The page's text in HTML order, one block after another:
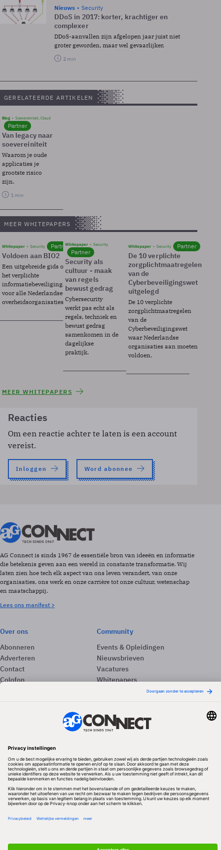
Nieuws Security
DDoS in 2017: korter, krachtiger en
complexer
DDoS-aanvallen zijn afgelopen jaar juist niet
groter geworden, maar wel gevaarlijker.
2 min
GERELATEERDE ARTIKELEN
Blog Soevereinteit, Cloud
Partner
Van legacy naar
soevereiniteit
Waarom je oude
applicaties je
grootste risico
zijn.
1 min
MEER WHITEPAPERS
Whitepaper Security Partner
Voldoen aan BIO2
Een uitgebreide gids over BIO2,
het verplichte
informatiebeveiligingsframework
voor alle Nederlandse
overheidsorganisaties.
Whitepaper Security
Partner
Security als
cultuur - maak
van regels
bewust gedrag
Cybersecurity
werkt pas echt als
regels, techniek en
bewust gedrag
samenkomen in de
dagelijkse
praktijk.
Whitepaper Security Partner
De 10 verplichte
zorgplichtmaatregelen
van de
Cyberbeveiligingswet
uitgelegd
De 10 verplichte
zorgplichtmaatregelen
van de
Cyberbeveiligingswet
waar Nederlandse
organisaties aan moeten
voldoen.
MEER WHITEPAPERS
Reacties
Om een reactie achter te laten is een account
vereist.
Inloggen Word abonnee
AG Connect is sinds 1967 de essentiële bron van ideeën en informatie
die betekenis geven aan een wereld in constante transformatie. Wij
laten zien hoe tech elk aspect van ons leven verandert, van onze
organisaties, ons werk en onze carrière tot onze cultuur, wetenschap
en maatschappij.
Lees ons manifest >
Over ons
Abonneren
Adverteren
Contact
Colofon
Community
Events & Opleidingen
Nieuwsbrieven
Vacatures
Whitepapers
Redactionele partner
Algemene Voorwaarden & Copyrights